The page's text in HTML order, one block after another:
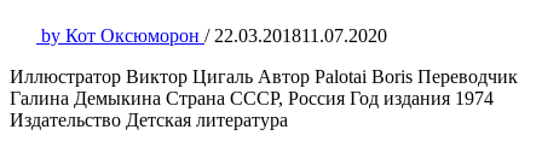
by Кот Оксюморон / 22.03.201811.07.2020
Иллюстратор Виктор Цигаль Автор Palotai Boris Переводчик
Галина Демыкина Страна СССР, Россия Год издания 1974
Издательство Детская литература